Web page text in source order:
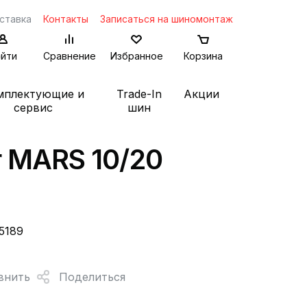
Контакты Записаться на шиномонтаж
Сравнение Избранное Корзина
и
сервис
Trade-In
шин
Акции
10/20
Поделиться